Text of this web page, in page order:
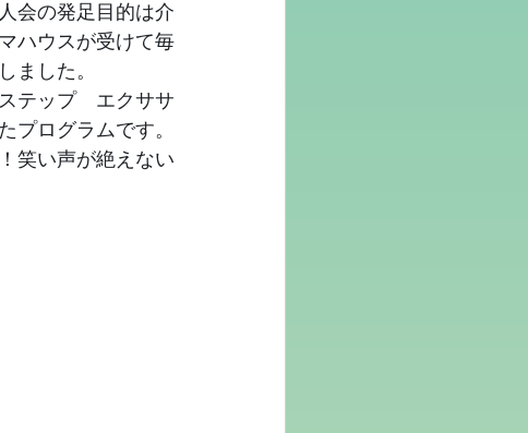
会の発足目的は介
ハウスが受けて毎
ました。
テップ　エクササ
プログラムです。
笑い声が絶えない